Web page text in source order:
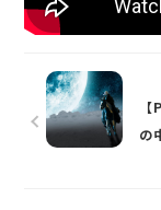
の